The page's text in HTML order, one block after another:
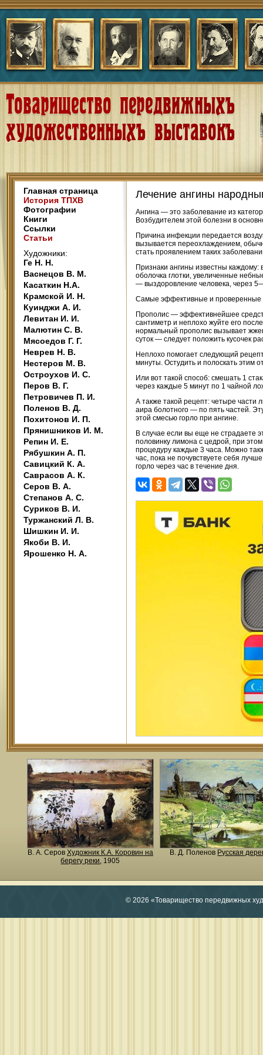
Главная страница
История ТПХВ
Фотографии
Книги
Ссылки
Статьи
Художники:
Ге Н. Н.
Васнецов В. М.
Касаткин Н.А.
Крамской И. Н.
Куинджи А. И.
Левитан И. И.
Малютин С. В.
Мясоедов Г. Г.
Неврев Н. В.
Нестеров М. В.
Остроухов И. С.
Перов В. Г.
Петровичев П. И.
Поленов В. Д.
Похитонов И. П.
Прянишников И. М.
Репин И. Е.
Рябушкин А. П.
Савицкий К. А.
Саврасов А. К.
Серов В. А.
Степанов А. С.
Суриков В. И.
Туржанский Л. В.
Шишкин И. И.
Якоби В. И.
Ярошенко Н. А.
Лечение ангины
Ангина — это заболевание из
Возбудителем этой болезни в
Причина инфекции передается
вызывается переохлаждением,
стать проявлением таких
Признаки ангины известны каждому:
оболочка глотки, увеличенные
— выздоровление человека, через
Самые эффективные и проверенные
Прополис — эффективнейшее
сантиметр и неплохо жуйте его
нормальный прополис вызывает
суток — следует положить кусочек
Неплохо помогает следующий
минуты. Остудить и полоскать этим
Или вот такой способ: смешать 1
через каждые 5 минут по 1 чайной
А также такой рецепт: четыре части
аира болотного — по пять частей.
этой смесью горло при ангине.
В случае если вы еще не страдаете
половинку лимона с цедрой, при
процедуру каждые 3 часа. Можно
час, пока не почувствуете себя
горло через час в течение дня.
В. А. Серов Художник К.А. Коровин на
берегу реки, 1905
В. Д. Поленов Русская
© 2026 «Товарищество передвижных